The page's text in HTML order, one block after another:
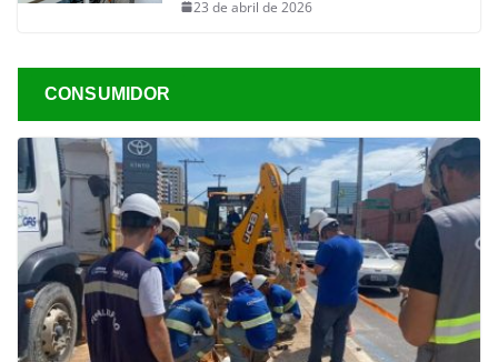
23 de abril de 2026
CONSUMIDOR